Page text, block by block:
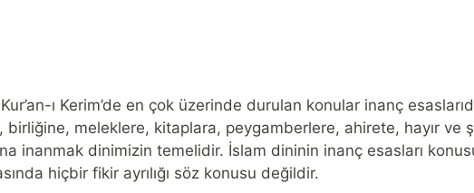
ı Kerim’de en çok üzerinde durulan konular inanç
birliğine, meleklere, kitaplara, peygamberlere, ahirete, hayır ve
inanmak dinimizin temelidir. İslam dininin inanç esasları
hiçbir fikir ayrılığı söz konusu değildir.